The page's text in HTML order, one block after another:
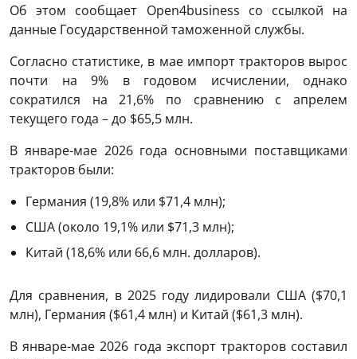
Об этом сообщает Open4business со ссылкой на
данные Государственной таможенной службы.
Согласно статистике, в мае импорт тракторов вырос
почти на 9% в годовом исчислении, однако
сократился на 21,6% по сравнению с апрелем
текущего года – до $65,5 млн.
В январе-мае 2026 года основными поставщиками
тракторов были:
Германия (19,8% или $71,4 млн);
США (около 19,1% или $71,3 млн);
Китай (18,6% или 66,6 млн. долларов).
Для сравнения, в 2025 году лидировали США ($70,1
млн), Германия ($61,4 млн) и Китай ($61,3 млн).
В январе-мае 2026 года экспорт тракторов составил